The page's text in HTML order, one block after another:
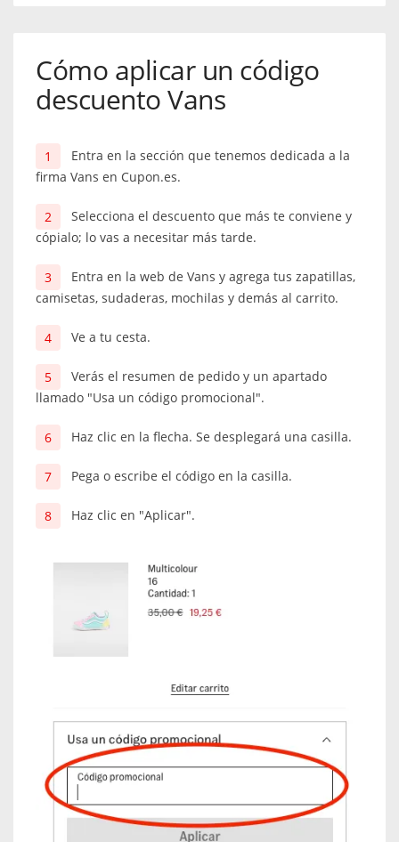
Cómo aplicar un código
descuento Vans
Entra en la sección que tenemos dedicada a la
firma Vans en Cupon.es.
Selecciona el descuento que más te conviene y
cópialo; lo vas a necesitar más tarde.
Entra en la web de Vans y agrega tus zapatillas,
camisetas, sudaderas, mochilas y demás al carrito.
Ve a tu cesta.
Verás el resumen de pedido y un apartado
llamado "Usa un código promocional".
Haz clic en la flecha. Se desplegará una casilla.
Pega o escribe el código en la casilla.
Haz clic en "Aplicar".